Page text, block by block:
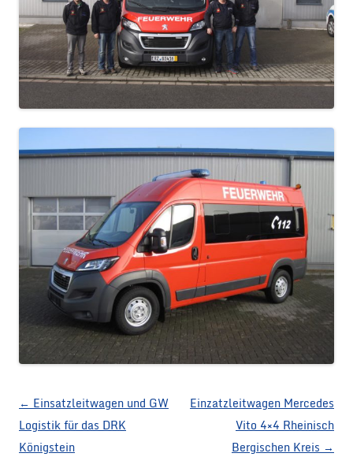
Artikel-Navigation
← Einsatzleitwagen und GW
Logistik für das DRK
Königstein
Einzatzleitwagen Mercedes
Vito 4×4 Rheinisch
Bergischen Kreis →